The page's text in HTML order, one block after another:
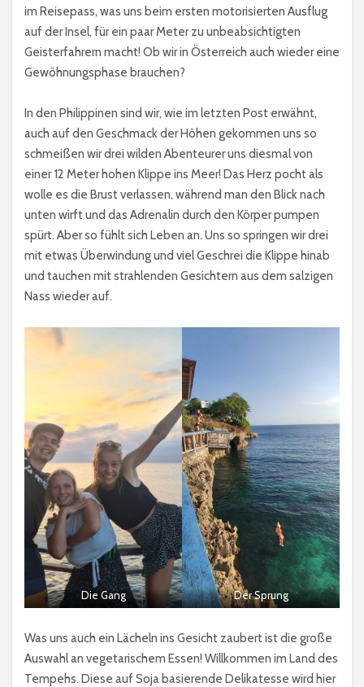
im Reisepass, was uns beim ersten motorisierten Ausflug
auf der Insel, für ein paar Meter zu unbeabsichtigten
Geisterfahrern macht! Ob wir in Österreich auch wieder eine
Gewöhnungsphase brauchen?
In den Philippinen sind wir, wie im letzten Post erwähnt,
auch auf den Geschmack der Höhen gekommen uns so
schmeißen wir drei wilden Abenteurer uns diesmal von
einer 12 Meter hohen Klippe ins Meer! Das Herz pocht als
wolle es die Brust verlassen, während man den Blick nach
unten wirft und das Adrenalin durch den Körper pumpen
spürt. Aber so fühlt sich Leben an. Uns so springen wir drei
mit etwas Überwindung und viel Geschrei die Klippe hinab
und tauchen mit strahlenden Gesichtern aus dem salzigen
Nass wieder auf.
Die Gang Der Sprung
Was uns auch ein Lächeln ins Gesicht zaubert ist die große
Auswahl an vegetarischem Essen! Willkommen im Land des
Tempehs. Diese auf Soja basierende Delikatesse wird hier